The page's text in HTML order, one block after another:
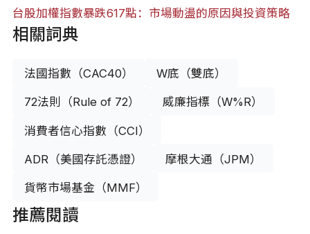
台股加權指數暴跌617點：市場動盪的原因與投資策略
相關詞典
法國指數（CAC40） W底（雙底）
72法則（Rule of 72） 威廉指標（W%R）
消費者信心指數（CCI）
ADR（美國存託憑證） 摩根大通（JPM）
貨幣市場基金（MMF）
推薦閱讀